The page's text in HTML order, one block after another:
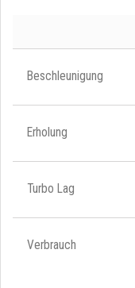
Beschleunigung
Erholung
Turbo Lag
Verbrauch